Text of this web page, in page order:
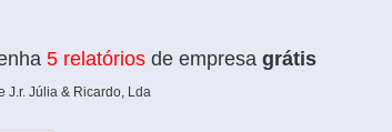
5 relatórios de empresa grátis
J.r. Júlia & Ricardo, Lda